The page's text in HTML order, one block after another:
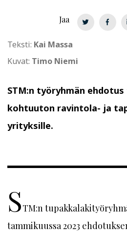
Teksti: Kai Massa
Kuvat: Timo Niemi
STM:n työryhmän
kohtuuton ravintola- ja
yrityksille.
Jaa
STM:n
tammikuussa 2023